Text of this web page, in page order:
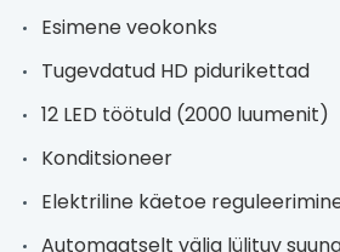
Esimene veokonks
Tugevdatud HD pidurikettad
12 LED töötuld (2000 luumenit)
Konditsioneer
Elektriline käetoe
Automaatselt välja lülituv